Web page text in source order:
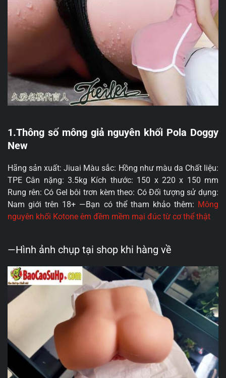
1.Thông số mông giả nguyên khối Pola Doggy
New
Hãng sản xuất: Jiuai Màu sắc: Hồng như màu da Chất liệu:
TPE Cân nặng: 3.5kg Kích thước: 150 x 220 x 150 mm
Rung rên: Có Gel bôi trơn kèm theo: Có Đối tượng sử dụng:
Nam giới trên 18+ —Bạn có thể tham khảo thêm: Mông
nguyên khối Kotone êm đềm mềm mại đúc từ cơ thể thật
—Hình ảnh chụp tại shop khi hàng về